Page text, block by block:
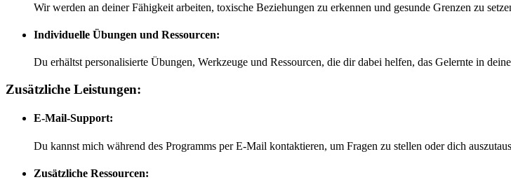
Wir werden an deiner Fähigkeit arbeiten, toxische Beziehungen zu erkennen und gesunde Grenzen zu
Individuelle Übungen und Ressourcen:
Du erhältst personalisierte Übungen, Werkzeuge und Ressourcen, die dir dabei helfen, das Gelernte in
Zusätzliche Leistungen:
E-Mail-Support:
Du kannst mich während des Programms per E-Mail kontaktieren, um Fragen zu stellen oder dich
Zusätzliche Ressourcen: